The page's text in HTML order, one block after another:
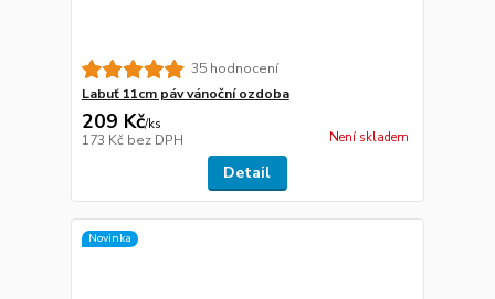
35 hodnocení
Labuť 11cm páv vánoční ozdoba
209 Kč/ks
173 Kč bez DPH Není skladem
Detail
Novinka